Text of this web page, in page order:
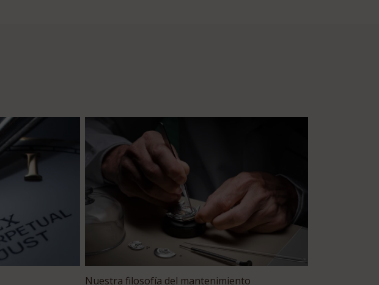
Nuestra filosofía del mantenimiento